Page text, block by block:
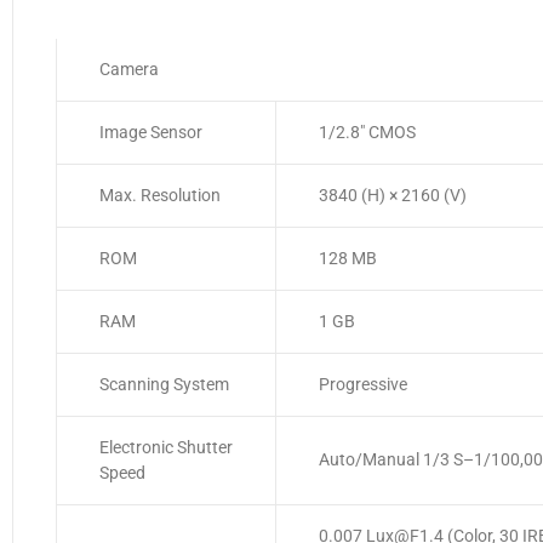
Camera
Image Sensor 1/2.8″ CMOS
Max. Resolution 3840 (H) × 2160 (V)
ROM 128 MB
RAM 1 GB
Scanning System Progressive
Electronic Shutter
Speed
Auto/Manual 1/3 S–1/
0.007 Lux@F1.4 (Color, 30